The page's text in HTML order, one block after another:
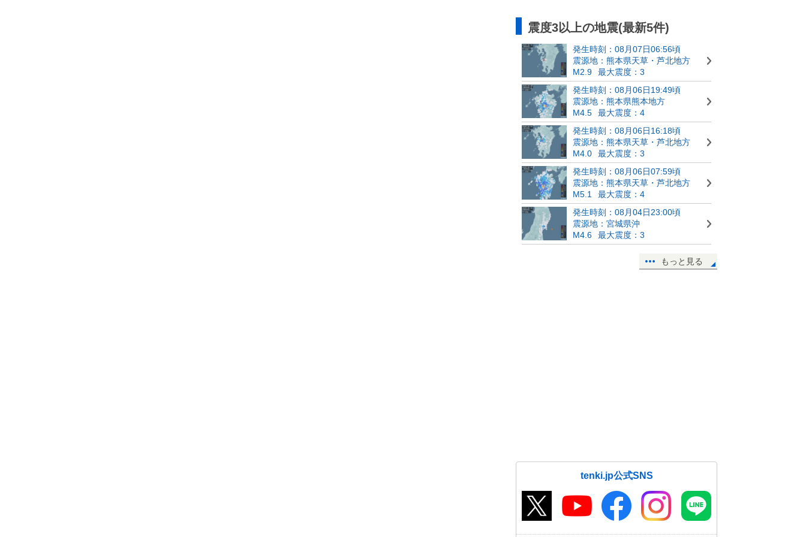
震度3以上の地震(最新5件)
発生時刻：08月07日06:56頃
震源地：熊本県天草・芦北地方
M2.9
最大震度：3
発生時刻：08月06日19:49頃
震源地：熊本県熊本地方
M4.5
最大震度：4
発生時刻：08月06日16:18頃
震源地：熊本県天草・芦北地方
M4.0
最大震度：3
発生時刻：08月06日07:59頃
震源地：熊本県天草・芦北地方
M5.1
最大震度：4
発生時刻：08月04日23:00頃
震源地：宮城県沖
M4.6
最大震度：3
もっと見る
tenki.jp公式SNS